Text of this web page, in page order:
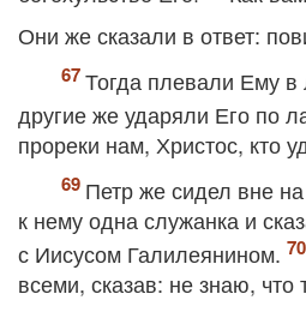
Они же сказали в ответ:
Тогда плевали Ему
другие же ударяли Его по
прореки нам, Христос, кто
Петр же сидел вне
к нему одна служанка и
с Иисусом Галилеянином.
всеми, сказав: не знаю, что